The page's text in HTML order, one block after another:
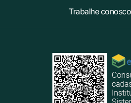
Trabalhe conosco